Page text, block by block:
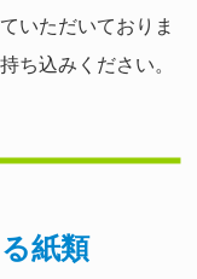
いただいておりま
ち込みください。
紙類